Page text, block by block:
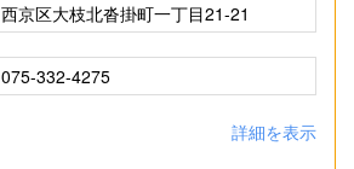
西京区大枝北沓掛町一丁目21-21
075-332-4275
詳細を表示